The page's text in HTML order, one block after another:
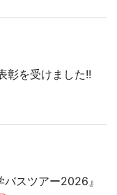
彰を受けました!!
スツアー2026』